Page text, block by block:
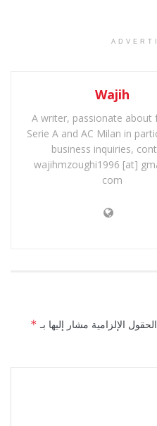
Wajih
A writer, passionate about
Serie A and AC Milan in
business inquiries,
wajihmzoughi1996 [at]
com
الحقول الإلزامية مشار إليها بـ *